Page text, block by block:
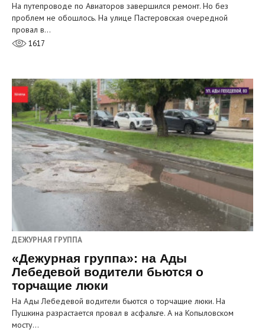
На путепроводе по Авиаторов завершился ремонт. Но без
проблем не обошлось. На улице Пастеровская очередной
провал в…
1617
ДЕЖУРНАЯ ГРУППА
«Дежурная группа»: на Ады
Лебедевой водители бьются о
торчащие люки
На Ады Лебедевой водители бьются о торчащие люки. На
Пушкина разрастается провал в асфальте. А на Копыловском
мосту…